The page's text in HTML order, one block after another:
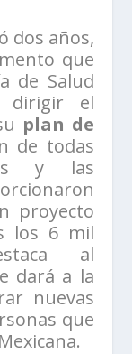
dos años,
que
de Salud
dirigir el
plan de
de todas
y las
proyecto
los 6 mil
al
dará a la
nuevas
que